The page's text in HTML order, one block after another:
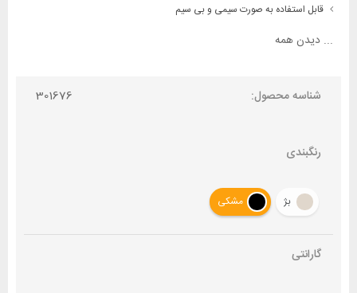
قابل استفاده به صورت سیمی و بی سیم
... دیدن همه
شناسه محصول: 301676
رنگبندی
بژ مشکی
گارانتی